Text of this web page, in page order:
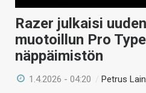
Razer julkaisi
muotoillun Pro
näppäimistön
1.4.2026 - 04:20 / Petrus